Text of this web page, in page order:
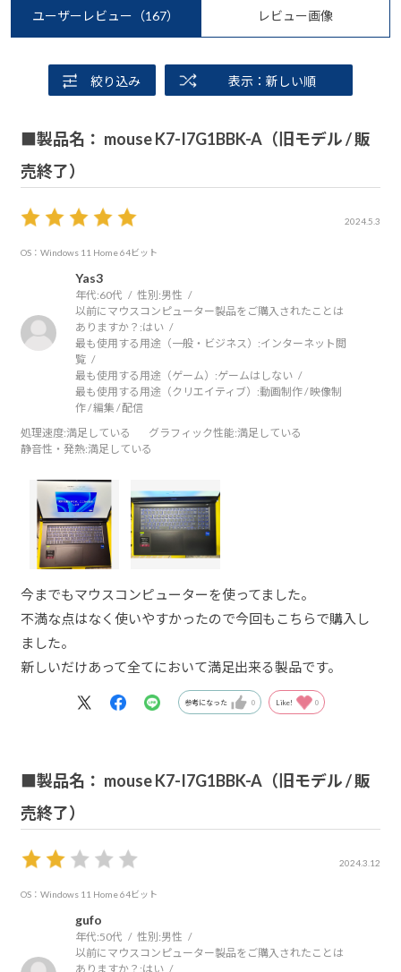
ユーザーレビュー （167） レビュー画像
絞り込み 表示：新しい順
■製品名： mouse K7-I7G1BBK-A（旧モデル / 販
売終了）
2024.5.3
OS：Windows 11 Home 64ビット
Yas3
年代:60代 性別:男性
以前にマウスコンピューター製品をご購入されたことは
ありますか？:はい
最も使用する用途（一般・ビジネス）:インターネット閲
覧
最も使用する用途（ゲーム）:ゲームはしない
最も使用する用途（クリエイティブ）:動画制作 / 映像制
作 / 編集 / 配信
処理速度:満足している グラフィック性能:満足している
静音性・発熱:満足している
今までもマウスコンピューターを使ってました。
不満な点はなく使いやすかったので今回もこちらで購入し
ました。
新しいだけあって全てにおいて満足出来る製品です。
参考になった 0 Like! 0
■製品名： mouse K7-I7G1BBK-A（旧モデル / 販
売終了）
2024.3.12
OS：Windows 11 Home 64ビット
gufo
年代:50代 性別:男性
以前にマウスコンピューター製品をご購入されたことは
ありますか？:はい